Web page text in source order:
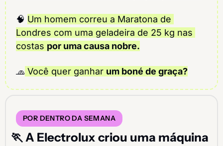
🧠 Um homem correu a Maratona de
Londres com uma geladeira de 25 kg nas
costas por uma causa nobre.
🧢 Você quer ganhar um boné de graça?
POR DENTRO DA SEMANA
🏃 A Electrolux criou uma máquina